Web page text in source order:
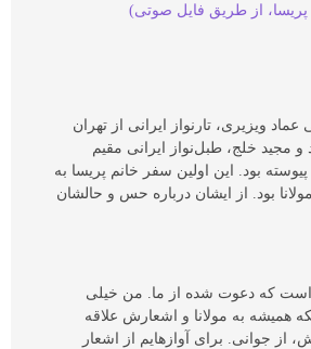
از طریق فایل صوتی)
عماد ویزیری، تارنواز ایرانی از تهران
و مجید خلج، طبل‌نواز ایرانی مقیم
بود. این اولین سفر خانم پریسا به
بود. از ایشان درباره حس و حالشان
است که دعوت شده از ما. من خیلی
همیشه به مولانا و اشعارش علاقه
سال پیش، از جوانی. برای آواز‌هایم از اشعار